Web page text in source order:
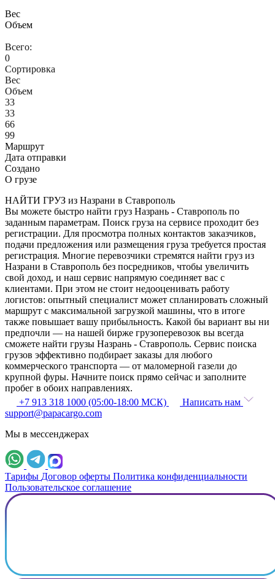
Вес
Объем
Всего:
0
Сортировка
Вес
Объем
33
33
66
99
Маршрут
Дата отправки
Создано
О грузе
НАЙТИ ГРУЗ из Назрани в Ставрополь
Вы можете быстро найти груз Назрань - Ставрополь по
заданным параметрам. Поиск груза на сервисе проходит без
регистрации. Для просмотра полных контактов заказчиков,
подачи предложения или размещения груза требуется простая
регистрация. Многие перевозчики стремятся найти груз из
Назрани в Ставрополь без посредников, чтобы увеличить
свой доход, и наш сервис напрямую соединяет вас с
клиентами. При этом не стоит недооценивать работу
логистов: опытный специалист может спланировать сложный
маршрут с максимальной загрузкой машины, что в итоге
также повышает вашу прибыльность. Какой бы вариант вы ни
предпочли — на нашей бирже грузоперевозок вы всегда
сможете найти грузы Назрань - Ставрополь. Сервис поиска
грузов эффективно подбирает заказы для любого
коммерческого транспорта — от маломерной газели до
крупной фуры. Начните поиск прямо сейчас и заполните
пробег в обоих направлениях.
+7 913 318 1000 (05:00-18:00 МСК)
Написать нам
support@papacargo.com
Мы в мессенджерах
Тарифы Договор оферты Политика конфиденциальности
Пользовательское соглашение